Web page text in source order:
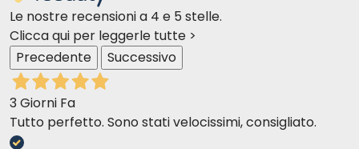
Le nostre recensioni a 4 e 5 stelle.
Clicca qui per leggerle tutte >
Precedente
Successivo
3 Giorni Fa
Tutto perfetto. Sono stati velocissimi, consigliato.